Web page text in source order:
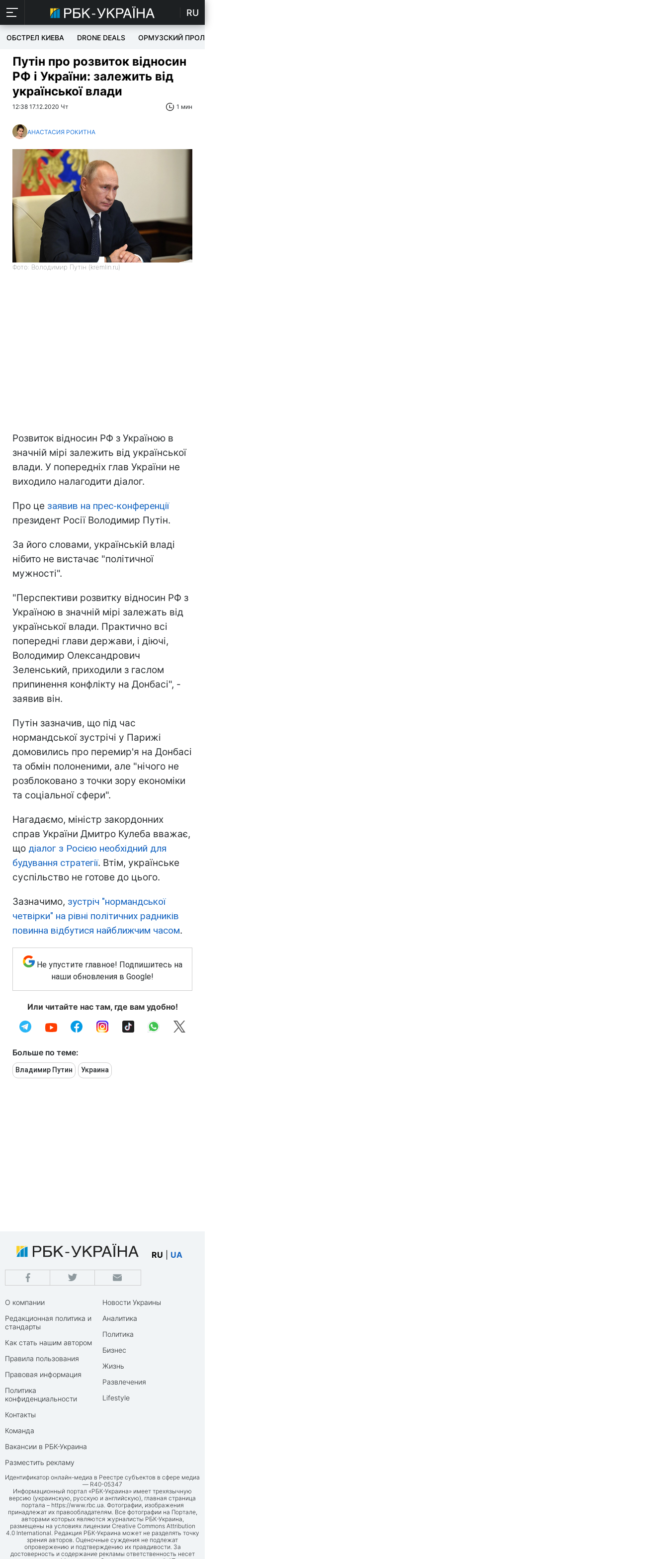
RU
ОБСТРЕЛ КИЕВА DRONE DEALS ОРМУЗСКИЙ ПРОЛИВ
Путін про розвиток відносин
РФ і України: залежить від
української влади
12:38 17.12.2020 Чт 1 мин
АНАСТАСИЯ РОКИТНА
Фото: Володимир Путін (kremlin.ru)
Розвиток відносин РФ з Україною в
значній мірі залежить від української
влади. У попередніх глав України не
виходило налагодити діалог.
Про це заявив на прес-конференції
президент Росії Володимир Путін.
За його словами, українській владі
нібито не вистачає "політичної
мужності".
"Перспективи розвитку відносин РФ з
Україною в значній мірі залежать від
української влади. Практично всі
попередні глави держави, і діючі,
Володимир Олександрович
Зеленський, приходили з гаслом
припинення конфлікту на Донбасі", -
заявив він.
Путін зазначив, що під час
нормандської зустрічі у Парижі
домовились про перемир'я на Донбасі
та обмін полоненими, але "нічого не
розблоковано з точки зору економіки
та соціальної сфери".
Нагадаємо, міністр закордонних
справ України Дмитро Кулеба вважає,
що діалог з Росією необхідний для
будування стратегії. Втім, українське
суспільство не готове до цього.
Зазначимо, зустріч "нормандської
четвірки" на рівні політичних радників
повинна відбутися найближчим часом.
Не упустите главное! Подпишитесь на
наши обновления в Google!
Или читайте нас там, где вам удобно!
Больше по теме:
Владимир Путин Украина
RU UA
О компании
Редакционная политика и
стандарты
Как стать нашим автором
Правила пользования
Правовая информация
Политика
конфиденциальности
Контакты
Команда
Вакансии в РБК-Украина
Разместить рекламу
Новости Украины
Аналитика
Политика
Бизнес
Жизнь
Развлечения
Lifestyle
Идентификатор онлайн-медиа в Реестре субъектов в сфере медиа
— R40-05347
Информационный портал «РБК-Украина» имеет трехязычную
версию (украинскую, русскую и английскую), главная страница
портала – https://www.rbc.ua. Фотографии, изображения
принадлежат их правообладателям. Все фотографии на Портале,
авторами которых являются журналисты РБК-Украина,
размещены на условиях лицензии Creative Commons Attribution
4.0 International. Редакция РБК-Украина может не разделять точку
зрения авторов. Оценочные суждения не подлежат
опровержению и подтверждению их правдивости. За
достоверность и содержание рекламы ответственность несет